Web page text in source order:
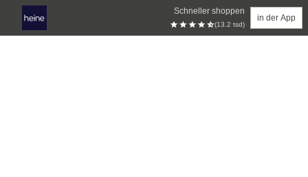
Schneller shoppen
(13.2 tsd)
in der App